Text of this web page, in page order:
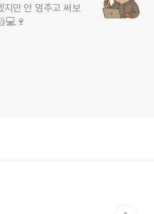
지만 안 멈추고 써보